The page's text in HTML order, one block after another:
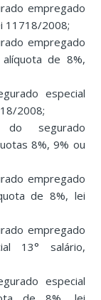
empregado
11718/2008;
empregado
de 8%,
especial
2008;
segurado
8%, 9% ou
empregado
de 8%, lei
empregado
13° salário,
especial